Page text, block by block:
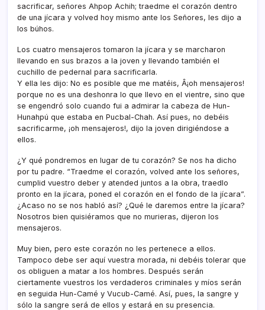
sacrificar, señores Ahpop Achih; traedme el corazón dentro
de una jí­cara y volved hoy mismo ante los Señores, les dijo a
los búhos.
Los cuatro mensajeros tomaron la jí­cara y se marcharon
llevando en sus brazos a la joven y llevando también el
cuchillo de pedernal para sacrificarla.
Y ella les dijo: No es posible que me matéis, Â¡oh mensajeros!
porque no es una deshonra lo que llevo en el vientre, sino que
se engendró solo cuando fui a admirar la cabeza de Hun-
Hunahpú que estaba en Pucbal-Chah. Así­ pues, no debéis
sacrificarme, ¡oh mensajeros!, dijo la joven dirigiéndose a
ellos.
¿Y qué pondremos en lugar de tu corazón? Se nos ha dicho
por tu padre. “Traedme el corazón, volved ante los señores,
cumplid vuestro deber y atended juntos a la obra, traedlo
pronto en la jí­cara, poned el corazón en el fondo de la jí­cara”.
¿Acaso no se nos habló así­? ¿Qué le daremos entre la jí­cara?
Nosotros bien quisiéramos que no murieras, dijeron los
mensajeros.
Muy bien, pero este corazón no les pertenece a ellos.
Tampoco debe ser aquí­ vuestra morada, ni debéis tolerar que
os obliguen a matar a los hombres. Después serán
ciertamente vuestros los verdaderos criminales y mí­os serán
en seguida Hun-Camé y Vucub-Camé. Así­, pues, la sangre y
sólo la sangre será de ellos y estará en su presencia.